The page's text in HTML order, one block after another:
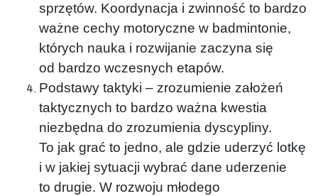
sprzętów. Koordynacja i zwinność to bardzo
ważne cechy motoryczne w badmintonie,
których nauka i rozwijanie zaczyna się
od bardzo wczesnych etapów.
Podstawy taktyki – zrozumienie założeń
taktycznych to bardzo ważna kwestia
niezbędna do zrozumienia dyscypliny.
To jak grać to jedno, ale gdzie uderzyć lotkę
i w jakiej sytuacji wybrać dane uderzenie
to drugie. W rozwoju młodego